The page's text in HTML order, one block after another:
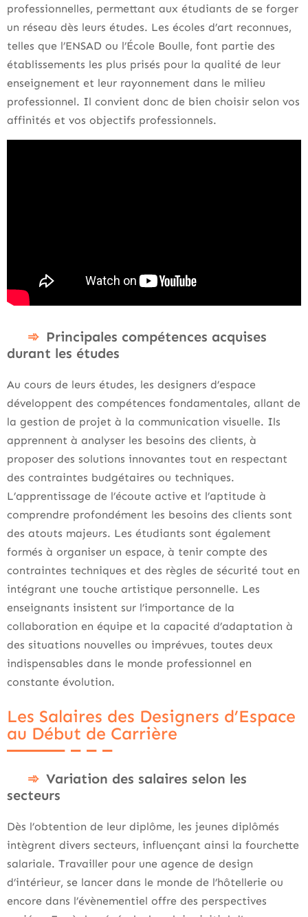
professionnelles, permettant aux étudiants de se forger
un réseau dès leurs études. Les écoles d’art reconnues,
telles que l’ENSAD ou l’École Boulle, font partie des
établissements les plus prisés pour la qualité de leur
enseignement et leur rayonnement dans le milieu
professionnel. Il convient donc de bien choisir selon vos
affinités et vos objectifs professionnels.
Principales compétences acquises
durant les études
Au cours de leurs études, les designers d’espace
développent des compétences fondamentales, allant de
la gestion de projet à la communication visuelle. Ils
apprennent à analyser les besoins des clients, à
proposer des solutions innovantes tout en respectant
des contraintes budgétaires ou techniques.
L’apprentissage de l’écoute active et l’aptitude à
comprendre profondément les besoins des clients sont
des atouts majeurs. Les étudiants sont également
formés à organiser un espace, à tenir compte des
contraintes techniques et des règles de sécurité tout en
intégrant une touche artistique personnelle. Les
enseignants insistent sur l’importance de la
collaboration en équipe et la capacité d’adaptation à
des situations nouvelles ou imprévues, toutes deux
indispensables dans le monde professionnel en
constante évolution.
Les Salaires des Designers d’Espace
au Début de Carrière
Variation des salaires selon les
secteurs
Dès l’obtention de leur diplôme, les jeunes diplômés
intègrent divers secteurs, influençant ainsi la fourchette
salariale. Travailler pour une agence de design
d’intérieur, se lancer dans le monde de l’hôtellerie ou
encore dans l’évènementiel offre des perspectives